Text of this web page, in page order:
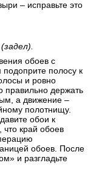
– исправьте это
обоев с
полосу к
и ровно
правильно держать
а движение –
полотнищу.
обои к
что край обоев
обоев. После
и разгладьте